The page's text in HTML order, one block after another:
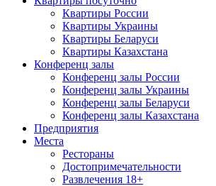
Квартиры России
Квартиры Украины
Квартиры Беларуси
Квартиры Казахстана
Конференц залы
Конференц залы России
Конференц залы Украины
Конференц залы Беларуси
Конференц залы Казахстана
Предприятия
Места
Рестораны
Достопримечательности
Развлечения 18+